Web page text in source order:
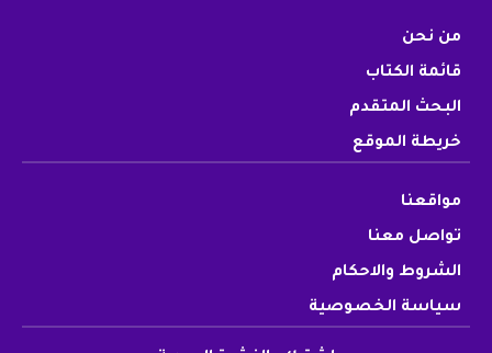
من نحن
قائمة الكتاب
البحث المتقدم
خريطة الموقع
مواقعنا
تواصل معنا
الشروط والاحكام
سياسة الخصوصية